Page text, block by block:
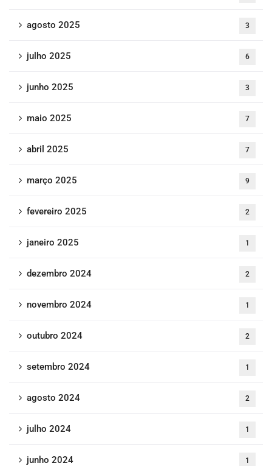
agosto 2025 3
julho 2025 6
junho 2025 3
maio 2025 7
abril 2025 7
março 2025 9
fevereiro 2025 2
janeiro 2025 1
dezembro 2024 2
novembro 2024 1
outubro 2024 2
setembro 2024 1
agosto 2024 2
julho 2024 1
junho 2024 1